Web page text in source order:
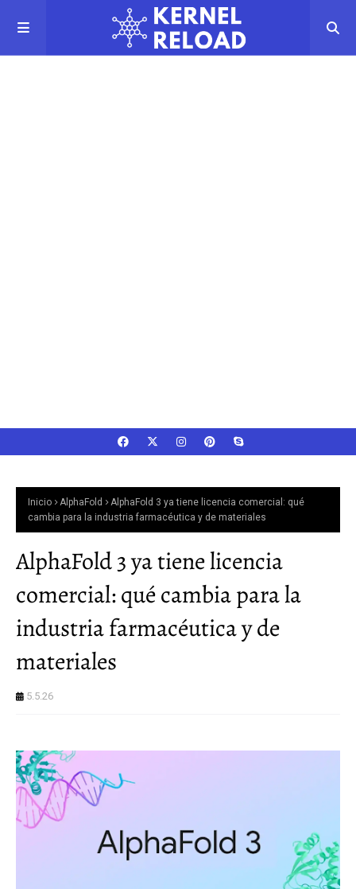
Inicio AlphaFold
AlphaFold 3 ya tiene licencia comercial: qué
cambia para la industria farmacéutica y de materiales
AlphaFold 3 ya tiene licencia
comercial: qué cambia para la
industria farmacéutica y de
materiales
5.5.26